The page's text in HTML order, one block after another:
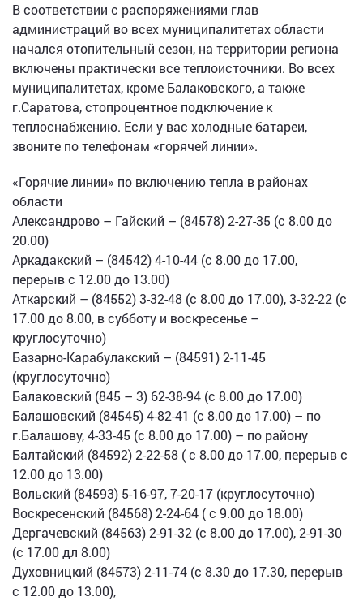
В соответствии с распоряжениями глав
администраций во всех муниципалитетах области
начался отопительный сезон, на территории региона
включены практически все теплоисточники. Во всех
муниципалитетах, кроме Балаковского, а также
г.Саратова, стопроцентное подключение к
теплоснабжению. Если у вас холодные батареи,
звоните по телефонам «горячей линии».
«Горячие линии» по включению тепла в районах
области
Александрово – Гайский – (84578) 2-27-35 (с 8.00 до
20.00)
Аркадакский – (84542) 4-10-44 (с 8.00 до 17.00,
перерыв с 12.00 до 13.00)
Аткарский – (84552) 3-32-48 (с 8.00 до 17.00), 3-32-22 (с
17.00 до 8.00, в субботу и воскресенье –
круглосуточно)
Базарно-Карабулакский – (84591) 2-11-45
(круглосуточно)
Балаковский (845 – 3) 62-38-94 (с 8.00 до 17.00)
Балашовский (84545) 4-82-41 (с 8.00 до 17.00) – по
г.Балашову, 4-33-45 (с 8.00 до 17.00) – по району
Балтайский (84592) 2-22-58 ( с 8.00 до 17.00, перерыв с
12.00 до 13.00)
Вольский (84593) 5-16-97, 7-20-17 (круглосуточно)
Воскресенский (84568) 2-24-64 ( с 9.00 до 18.00)
Дергачевский (84563) 2-91-32 (с 8.00 до 17.00), 2-91-30
(с 17.00 дл 8.00)
Духовницкий (84573) 2-11-74 (с 8.30 до 17.30, перерыв
с 12.00 до 13.00),